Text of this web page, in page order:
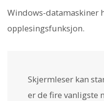
Windows-datamaskiner
opplesingsfunksjon.
Skjermleser kan
er de fire vanligste